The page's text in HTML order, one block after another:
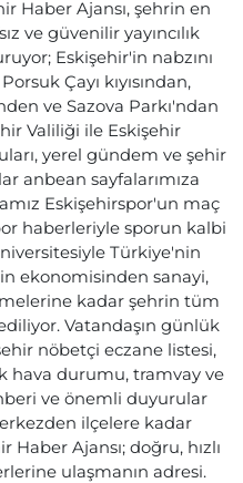
Haber Ajansı, şehrin en
ve güvenilir yayıncılık
Eskişehir'in nabzını
Çayı kıyısından,
ve Sazova Parkı'ndan
Valiliği ile Eskişehir
yerel gündem ve şehir
anbean sayfalarımıza
Eskişehirspor'un maç
haberleriyle sporun kalbi
Türkiye'nin
ekonomisinden sanayi,
kadar şehrin tüm
Vatandaşın günlük
nöbetçi eczane listesi,
hava durumu, tramvay ve
ve önemli duyurular
ilçelere kadar
Haber Ajansı; doğru, hızlı
ulaşmanın adresi.